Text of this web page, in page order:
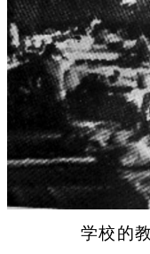
学校的教